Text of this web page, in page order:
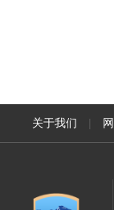
关于我们 |